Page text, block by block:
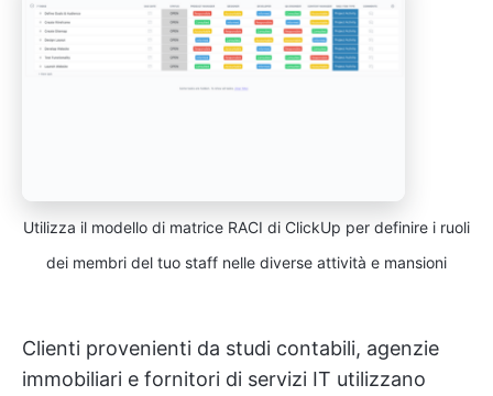
Utilizza il modello di matrice RACI di ClickUp per definire i ruoli
dei membri del tuo staff nelle diverse attività e mansioni
Clienti provenienti da studi contabili, agenzie
immobiliari e fornitori di servizi IT utilizzano